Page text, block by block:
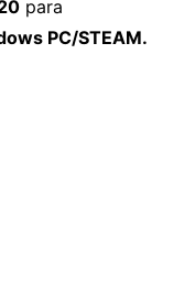
para
PC/STEAM.